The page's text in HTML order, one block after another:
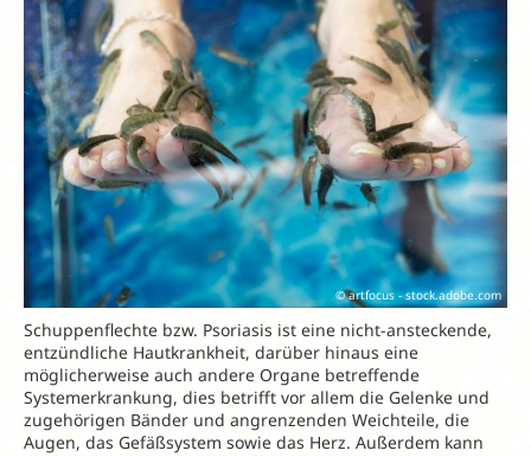
© artfocus - stock.adobe.com
Schuppenflechte bzw. Psoriasis ist eine nicht-ansteckende,
entzündliche Hautkrankheit, darüber hinaus eine
möglicherweise auch andere Organe betreffende
Systemerkrankung, dies betrifft vor allem die Gelenke und
zugehörigen Bänder und angrenzenden Weichteile, die
Augen, das Gefäßsystem sowie das Herz. Außerdem kann